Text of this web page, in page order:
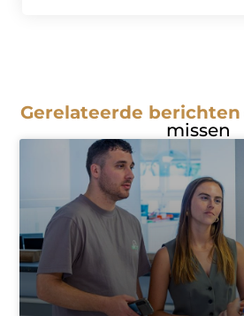
Gerelateerde berichten
missen